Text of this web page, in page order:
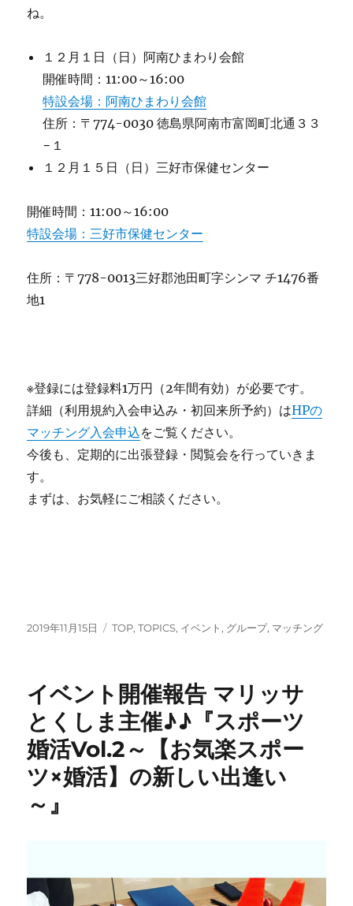
ね。
１２月１日（日）阿南ひまわり会館
開催時間：11:00～16:00
特設会場：阿南ひまわり会館
住所：〒774-0030 徳島県阿南市富岡町北通３３
−１
１２月１５日（日）三好市保健センター
開催時間：11:00～16:00
特設会場：三好市保健センター
住所：〒778-0013三好郡池田町字シンマ チ1476番
地1
※登録には登録料1万円（2年間有効）が必要です。
詳細（利用規約入会申込み・初回来所予約）はHPの
マッチング入会申込をご覧ください。
今後も、定期的に出張登録・閲覧会を行っていきま
す。
まずは、お気軽にご相談ください。
投
2019年11月15日
カ
ー
TOP,TOPICS, イベント, グループ, マッチング
イベント開催報告 マリッサ
とくしま主催♪♪『スポーツ
婚活Vol.2～【お気楽スポー
ツ×婚活】の新しい出逢い
～』